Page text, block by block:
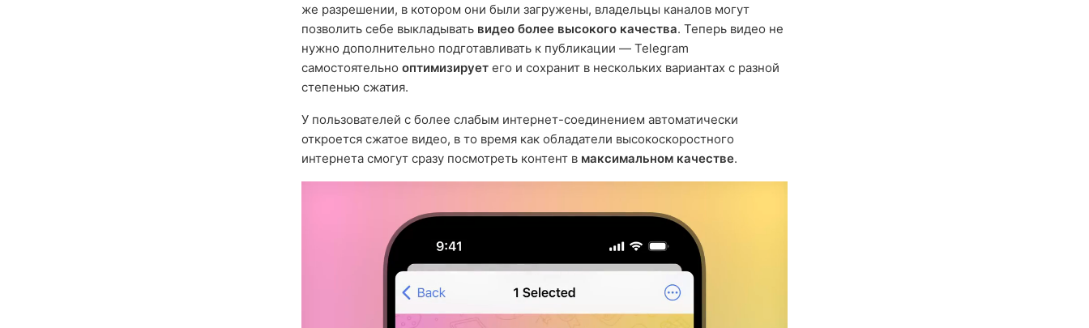
же разрешении, в котором они были загружены, владельцы каналов могут
позволить себе выкладывать видео более высокого качества. Теперь видео не
нужно дополнительно подготавливать к публикации — Telegram
самостоятельно оптимизирует его и сохранит в нескольких вариантах с разной
степенью сжатия.
У пользователей с более слабым интернет-соединением автоматически
откроется сжатое видео, в то время как обладатели высокоскоростного
интернета смогут сразу посмотреть контент в максимальном качестве.